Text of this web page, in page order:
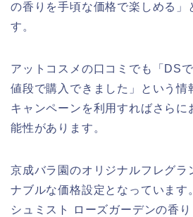
の香りを手頃な価格で楽しめる」
す。
アットコスメの口コミでも「DS
値段で購入できました」という情
キャンペーンを利用すればさらに
能性があります。
京成バラ園のオリジナルフレグラ
ナブルな価格設定となっています
シュミスト ローズガーデンの香